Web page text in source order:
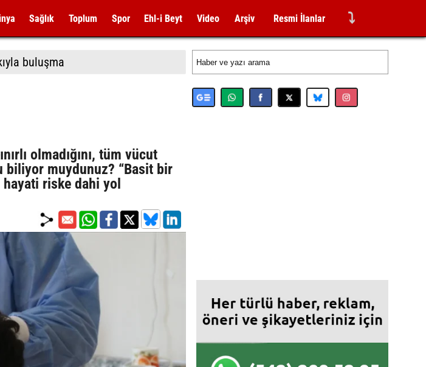
Sağlık Toplum Spor Ehl-i Beyt Video Arşiv Resmi İlanlar ⤵
buluşma
olmadığını, tüm vücut
biliyor muydunuz? “Basit bir
riske dahi yol